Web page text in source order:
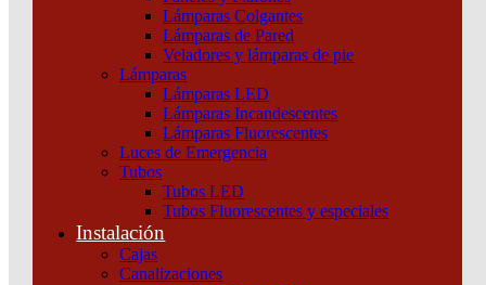
Lámparas Colgantes
Lámparas de Pared
Veladores y lámparas de pie
Lámparas
Lámparas LED
Lámparas Incandescentes
Lámparas Fluorescentes
Luces de Emergencia
Tubos
Tubos LED
Tubos Fluorescentes y especiales
Instalación
Cajas
Canalizaciones